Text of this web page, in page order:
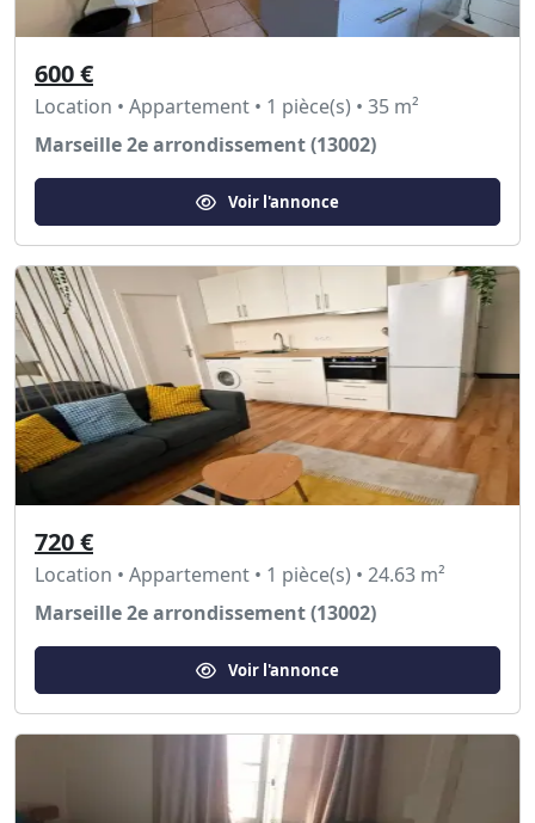
600 €
Location • Appartement • 1 pièce(s) • 35 m²
Marseille 2e arrondissement (13002)
Voir l'annonce
720 €
Location • Appartement • 1 pièce(s) • 24.63 m²
Marseille 2e arrondissement (13002)
Voir l'annonce